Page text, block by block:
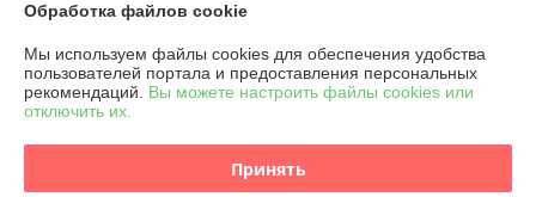
Прошло 6 дней после оформления заказа  через сайт.Со стороны
указанный номер телефона для уточнения информации по заказу, но
безуспешно-ответа нет и не перезванивают...
08.01.2026
Дмитриев
Очень плохо
Обработка файлов cookie
Мы используем файлы cookies для обеспечения удобства
пользователей портала и предоставления персональных
рекомендаций. Вы можете настроить файлы cookies или
отключить их.
Принять